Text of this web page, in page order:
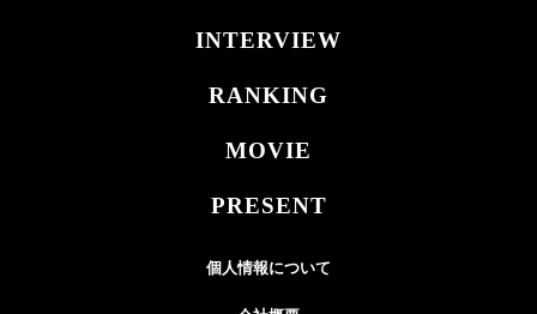
INTERVIEW
RANKING
MOVIE
PRESENT
個人情報について